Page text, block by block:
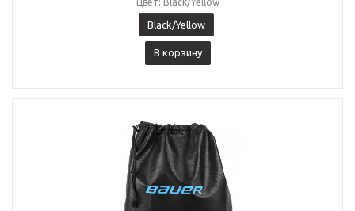
Black/Yellow
В корзину